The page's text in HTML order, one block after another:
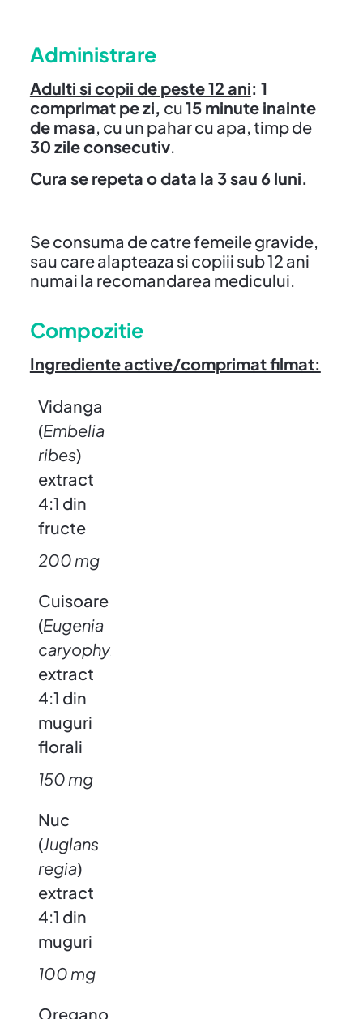
Administrare
Adulti si copii de peste 12 ani: 1
comprimat pe zi, cu15 minute inainte
de masa, cu un pahar cu apa, timp de
30 zile consecutiv.
Cura se repeta o data la 3 sau 6 luni.
Se consuma de catre femeile gravide,
sau care alapteaza si copiii sub 12 ani
numai la recomandarea medicului.
Compozitie
Ingrediente active/comprimat filmat:
Vidanga
(Embelia
ribes)
extract
4:1 din
fructe
200 mg
Cuisoare
(Eugenia
caryophyllus
extract
4:1 din
muguri
florali
150 mg
Nuc
(Juglans
regia)
extract
4:1 din
muguri
100 mg
Oregano